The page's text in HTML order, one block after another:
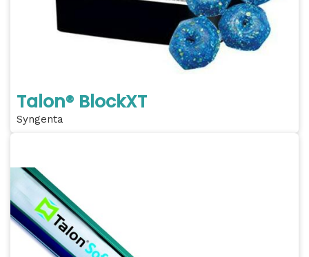
Talon® BlockXT
Syngenta